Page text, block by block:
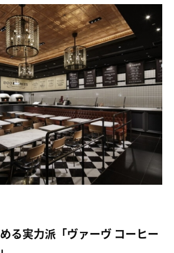
る実力派「ヴァーヴ コーヒー